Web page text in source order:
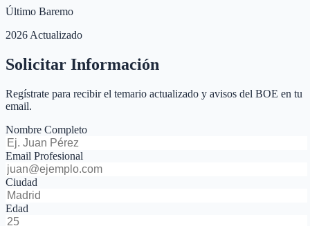
Último Baremo
2026 Actualizado
Solicitar Información
Regístrate para recibir el temario actualizado y avisos del BOE en tu
email.
Nombre Completo
Email Profesional
Ciudad
Edad